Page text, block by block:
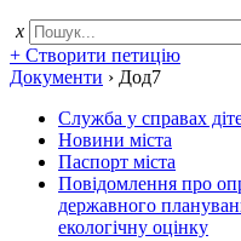
x
+ Створити петицію
Документи › Дод7
Служба у справах
Новини міста
Паспорт міста
Повідомлення про
державного
екологічну оцінку